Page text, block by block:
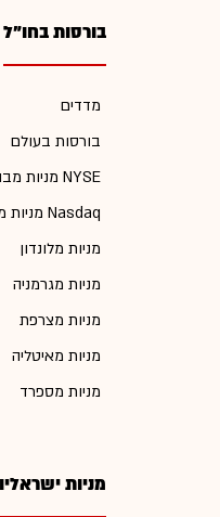
בורסות בחו"ל
מדדים
בורסות בעולם
מניות מבורסת NYSE
מניות מבורסת Nasdaq
מניות מלונדון
מניות מגרמניה
מניות מצרפת
מניות מאיטליה
מניות מספרד
מניות